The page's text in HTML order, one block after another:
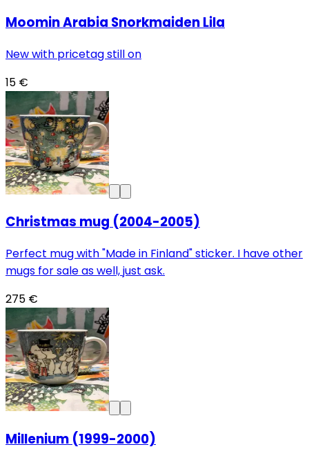
Moomin Arabia Snorkmaiden Lila
New with pricetag still on
15 €
Christmas mug (2004-2005)
Perfect mug with "Made in Finland" sticker. I have other
mugs for sale as well, just ask.
275 €
Millenium (1999-2000)